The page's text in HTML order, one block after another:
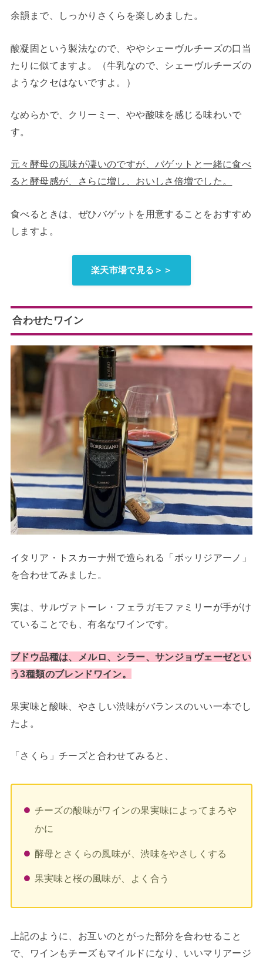
余韻まで、しっかりさくらを楽しめました。
酸凝固という製法なので、ややシェーヴルチーズの口当
たりに似てますよ。（牛乳なので、シェーヴルチーズの
ようなクセはないですよ。）
なめらかで、クリーミー、やや酸味を感じる味わいで
す。
元々酵母の風味が凄いのですが、バゲットと一緒に食べ
ると酵母感が、さらに増し、おいしさ倍増でした。
食べるときは、ぜひバゲットを用意することをおすすめ
しますよ。
楽天市場で見る＞＞
合わせたワイン
イタリア・トスカーナ州で造られる「ボッリジアーノ」
を合わせてみました。
実は、サルヴァトーレ・フェラガモファミリーが手がけ
ていることでも、有名なワインです。
ブドウ品種は、メルロ、シラー、サンジョヴェーゼとい
う3種類のブレンドワイン。
果実味と酸味、やさしい渋味がバランスのいい一本でし
たよ。
「さくら」チーズと合わせてみると、
チーズの酸味がワインの果実味によってまろや
かに
酵母とさくらの風味が、渋味をやさしくする
果実味と桜の風味が、よく合う
上記のように、お互いのとがった部分を合わせること
で、ワインもチーズもマイルドになり、いいマリアージ